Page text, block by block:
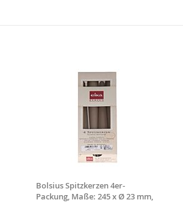
Bolsius Spitzkerzen 4er-
Packung, Maße: 245 x Ø 23 mm,